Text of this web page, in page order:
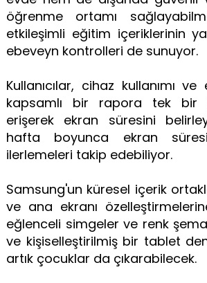
öğrenme ortamı
etkileşimli eğitim içeriklerinin
ebeveyn kontrolleri de sunuyor.
Kullanıcılar, cihaz kullanımı
kapsamlı bir rapora tek bir
erişerek ekran süresini
hafta boyunca ekran
ilerlemeleri takip edebiliyor.
Samsung'un küresel içerik
ve ana ekranı
eğlenceli simgeler ve renk
ve kişiselleştirilmiş bir tablet
artık çocuklar da çıkarabilecek.